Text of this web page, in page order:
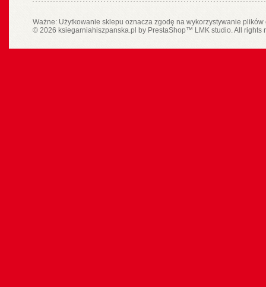
Ważne: Użytkowanie sklepu oznacza zgodę na wykorzystywanie
© 2026 ksiegarniahiszpanska.pl by PrestaShop™ LMK studio. All rights